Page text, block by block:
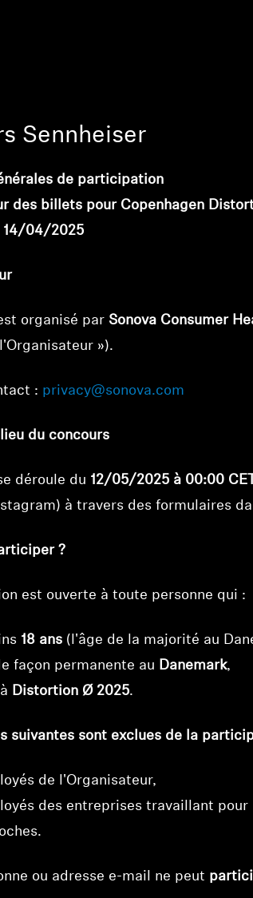
Sennheiser
de participation
des billets pour Copenhagen
14/04/2025
organisé par Sonova Consumer
»).
: privacy@sonova.com
du concours
déroule du 12/05/2025 à 00:00 CET
à travers des formulaires
?
est ouverte à toute personne qui :
18 ans (l'âge de la majorité au
façon permanente au Danemark,
Distortion Ø 2025.
suivantes sont exclues de la
de l'Organisateur,
des entreprises travaillant
ou adresse e-mail ne peut